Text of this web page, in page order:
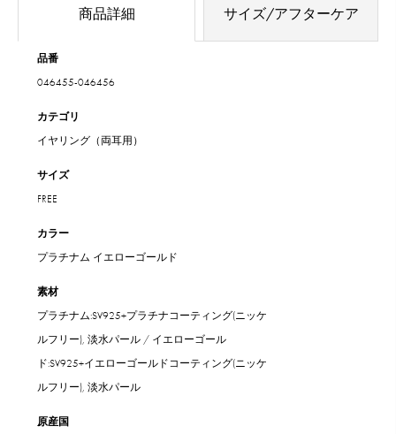
商品詳細 サイズ/アフターケア
品番
046455-046456
カテゴリ
イヤリング（両耳用）
サイズ
FREE
カラー
プラチナム イエローゴールド
素材
プラチナム:SV925+プラチナコーティング(ニッケ
ルフリー), 淡水パール / イエローゴール
ド:SV925+イエローゴールドコーティング(ニッケ
ルフリー), 淡水パール
原産国